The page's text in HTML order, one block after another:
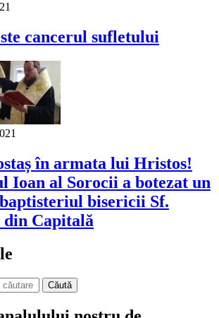
cancerul sufletului
în armata lui Hristos!
Ioan al Sorocii a botezat un
bisericii Sf.
Capitală
Căută